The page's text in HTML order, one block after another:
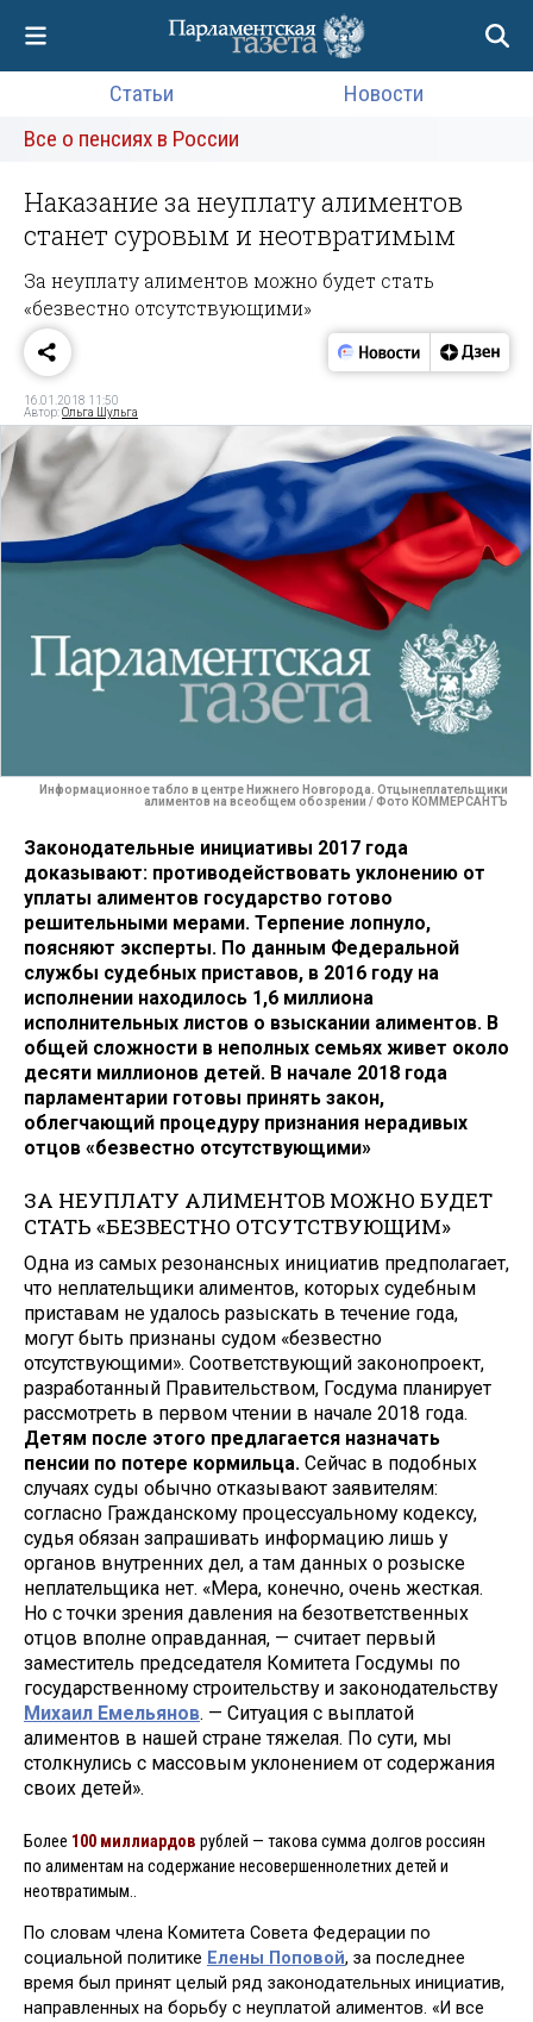
Статьи
Новости
Все о пенсиях в России
Наказание за неуплату алиментов
станет суровым и неотвратимым
За неуплату алиментов можно будет стать
«безвестно отсутствующими»
16.01.2018 11:50
Автор:Ольга Шульга
Информационное табло в центре Нижнего Новгорода. Отцынеплательщики
алиментов на всеобщем обозрении / Фото КОММЕРСАНТЪ
Законодательные инициативы 2017 года
доказывают: противодействовать уклонению от
уплаты алиментов государство готово
решительными мерами. Терпение лопнуло,
поясняют эксперты. По данным Федеральной
службы судебных приставов, в 2016 году на
исполнении находилось 1,6 миллиона
исполнительных листов о взыскании алиментов. В
общей сложности в неполных семьях живет около
десяти миллионов детей. В начале 2018 года
парламентарии готовы принять закон,
облегчающий процедуру признания нерадивых
отцов «безвестно отсутствующими»
ЗА НЕУПЛАТУ АЛИМЕНТОВ МОЖНО БУДЕТ
СТАТЬ «БЕЗВЕСТНО ОТСУТСТВУЮЩИМ»
Одна из самых резонансных инициатив предполагает,
что неплательщики алиментов, которых судебным
приставам не удалось разыскать в течение года,
могут быть признаны судом «безвестно
отсутствующими». Соответствующий законопроект,
разработанный Правительством, Госдума планирует
рассмотреть в первом чтении в начале 2018 года.
Детям после этого предлагается назначать
пенсии по потере кормильца. Сейчас в подобных
случаях суды обычно отказывают заявителям:
согласно Гражданскому процессуальному кодексу,
судья обязан запрашивать информацию лишь у
органов внутренних дел, а там данных о розыске
неплательщика нет. «Мера, конечно, очень жесткая.
Но с точки зрения давления на безответственных
отцов вполне оправданная, — считает первый
заместитель председателя Комитета Госдумы по
государственному строительству и законодательству
Михаил Емельянов. — Ситуация с выплатой
алиментов в нашей стране тяжелая. По сути, мы
столкнулись с массовым уклонением от содержания
своих детей».
Более 100 миллиардов рублей — такова сумма долгов россиян
по алиментам на содержание несовершеннолетних детей и
неотвратимым..
По словам члена Комитета Совета Федерации по
социальной политике Елены Поповой, за последнее
время был принят целый ряд законодательных инициатив,
направленных на борьбу с неуплатой алиментов. «И все